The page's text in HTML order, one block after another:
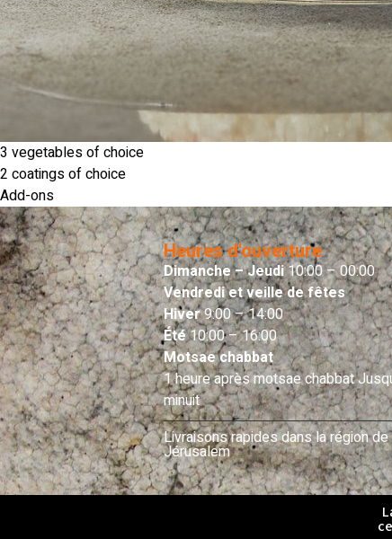
3 vegetables of choice
2 coatings of choice
Add-ons
Heures d'ouverture
Dimanche – Jeudi10:00 – 00:00
Vendredi et veille de fêtes
Hiver9:00 – 14:00
Été10:00 – 16:00
Motsae chabbat
1 heure après motsae chabbat
minuit
Livraisons rapides dans la région de
Jérusalem